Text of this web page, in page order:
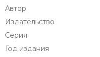
Автор
Издательство
Серия
Год издания